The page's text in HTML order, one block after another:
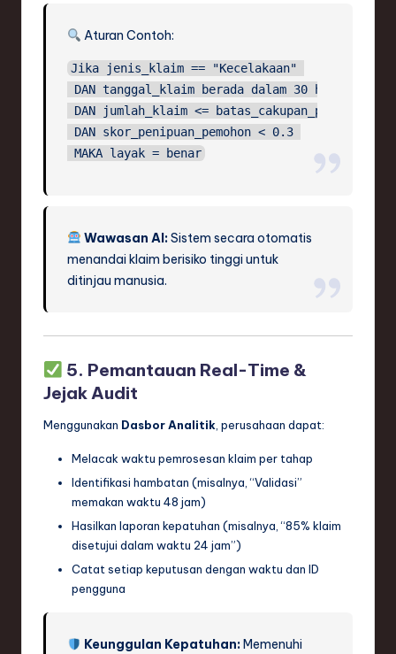
Aturan Contoh:
Jika jenis_klaim == "Kecelakaan"
DAN tanggal_klaim berada dalam 30 hari
DAN jumlah_klaim <= batas_cakupan_polis
DAN skor_penipuan_pemohon < 0.3
Wawasan AI:Sistem secara otomatis
menandai klaim berisiko tinggi untuk
ditinjau manusia.
5. Pemantauan Real-Time &
Jejak Audit
Menggunakan Dasbor Analitik , perusahaan dapat:
Melacak waktu pemrosesan klaim per tahap
Identifikasi hambatan (misalnya, “Validasi”
memakan waktu 48 jam)
Hasilkan laporan kepatuhan (misalnya, “85% klaim
disetujui dalam waktu 24 jam”)
Catat setiap keputusan dengan waktu dan ID
pengguna
Keunggulan Kepatuhan: Memenuhi